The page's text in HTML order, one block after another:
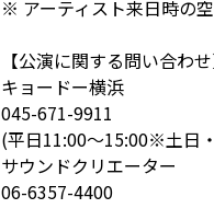
※ アーティスト来日時の
【公演に関する問い合わせ
キョードー横浜
045-671-9911
(平日11:00～15:00※土日
サウンドクリエーター
06-6357-4400